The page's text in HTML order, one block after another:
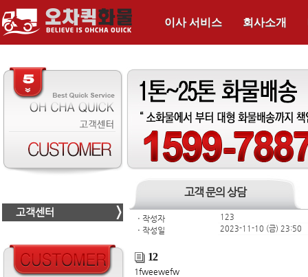
이사 서비스 회사소개
고객센터
고객 문의 상담
ㆍ 작성자 123
ㆍ 작성일 2023-11-10 (금) 23:50
12
1fweewefw